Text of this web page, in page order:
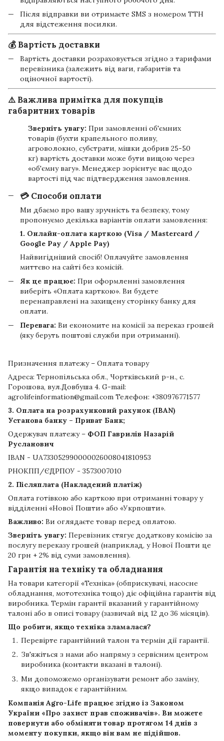
Після відправки ви отримаєте SMS з номером ТТН
для відстеження посилки.
💰 Вартість доставки
Вартість доставки розраховується згідно з тарифами
перевізника (залежить від ваги, габаритів та
оціночної вартості).
⚠️ Важлива примітка для покупців
габаритних товарів
Зверніть увагу: При замовленні об'ємних
товарів (бухти крапельного поливу,
агроволокно, субстрати, мішки добрив 25-50
кг) вартість доставки може бути вищою через
«об'ємну вагу». Менеджер зорієнтує вас щодо
вартості під час підтвердження замовлення.
💳 Способи оплати
Ми дбаємо про вашу зручність та безпеку, тому
пропонуємо декілька варіантів оплати замовлення:
1. Онлайн-оплата карткою (Visa / Mastercard /
Google Pay / Apple Pay)
Найвигідніший спосіб! Оплачуйте замовлення
миттєво на сайті без комісій.
Як це працює: При оформленні замовлення
виберіть «Оплата карткою». Ви будете
перенаправлені на захищену сторінку банку для
оплати.
Перевага: Ви економите на комісії за переказ грошей
(яку беруть поштові служби при отриманні).
Призначення платежу – Оплата товару
Адреса: Тернопільська обл., Чортківський р-н., с.
Горошова, вул.Довбуша 4. G-mail:
agrolifeinformation@gmail.com Телефон: +380976771577
3. Оплата на розрахунковий рахунок (IBAN)
Установа банку – Приват Банк;
Одержувач платежу – ФОП Гаврилів Назарій
Русланович
IBAN - UA733052990000026008041810953
РНОКПП/ЄДРПОУ - 3573007010
2. Післяплата (Накладений платіж)
Оплата готівкою або карткою при отриманні товару у
відділенні «Нової Пошти» або «Укрпошти».
Важливо: Ви оглядаєте товар перед оплатою.
Зверніть увагу: Перевізник стягує додаткову комісію за
послугу переказу грошей (наприклад, у Нової Пошти це
20 грн + 2% від суми замовлення).
Гарантія на техніку та обладнання
На товари категорії «Техніка» (обприскувачі, насосне
обладнання, мототехніка тощо) діє офіційна гарантія від
виробника. Термін гарантії вказаний у гарантійному
талоні або в описі товару (зазвичай від 12 до 36 місяців).
Що робити, якщо техніка зламалася?
Перевірте гарантійний талон та термін дії гарантії.
Зв'яжіться з нами або напряму з сервісним центром
виробника (контакти вказані в талоні).
Ми допоможемо організувати ремонт або заміну,
якщо випадок є гарантійним.
Компанія Agro-Life працює згідно із Законом
України «Про захист прав споживачів». Ви можете
повернути або обміняти товар протягом 14 днів з
моменту покупки, якщо він вам не підійшов.